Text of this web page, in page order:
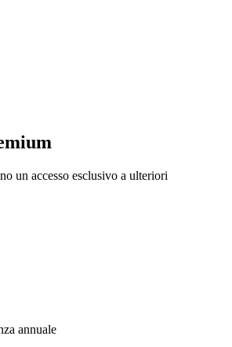
un accesso esclusivo a ulteriori
annuale